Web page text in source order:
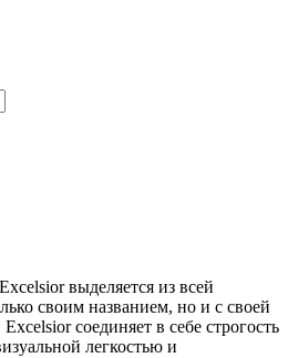
выделяется из всей
своим названием, но и с своей
соединяет в себе строгость
легкостью и